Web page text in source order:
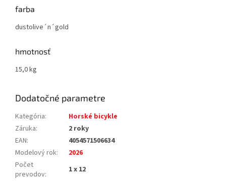
farba
dustolive´n´gold
hmotnosť
15,0 kg
Dodatočné parametre
Kategória:
Horské bicykle
Záruka:
2 roky
EAN:
4054571506634
Modelový rok:
2026
Počet
prevodov: 1 x 12